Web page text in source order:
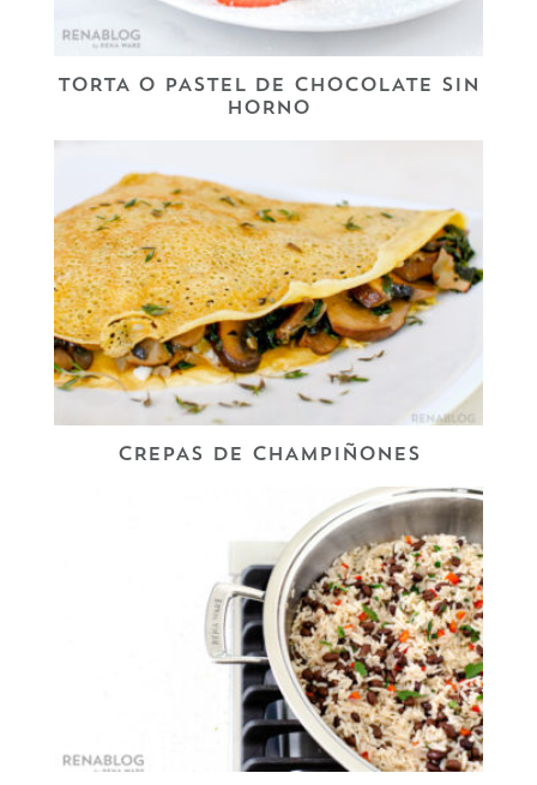
TORTA O PASTEL DE CHOCOLATE SIN
HORNO
CREPAS DE CHAMPIÑONES